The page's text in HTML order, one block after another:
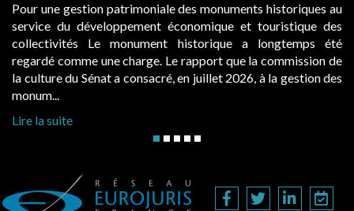
au
de
Evocatrices des bains de mer, les cabanes de plage sont
également un beau sujet domanial. Installées sur le domaine
public, elles donnent lieu au paiement d’une redevance
d’occupation. Saisies par des occupants contestant de fortes
hausses, les juridictions administratives ont clarifié les règ...
Lire la suite